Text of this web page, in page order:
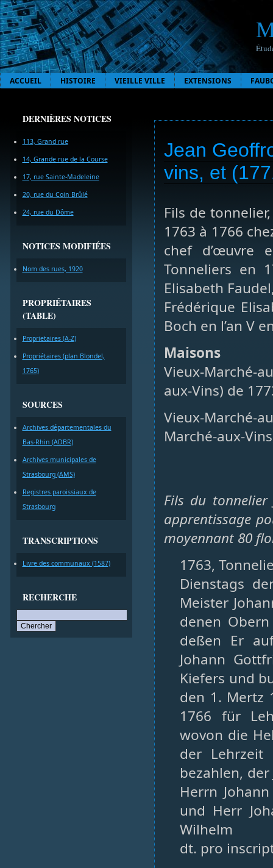
ACCUEIL HISTOIRE VIEILLE VILLE EXTENSIONS
DERNIÈRES NOTICES
113, Grand rue
14, Grande rue de la Course
17, rue Sainte-Madeleine
20, rue du Coin Brûlé
24, rue du Dôme
NOTICES MODIFIÉES
Nom des rues, 1920
PROPRIÉTAIRES
(TABLE)
Proprietaires (A-Z)
Propriétaires (plan Blondel,
1765)
SOURCES
Archives départementales du
Bas-Rhin (ADBR)
Archives municipales de
Strasbourg (AMS)
Registres paroissiaux de
Strasbourg
TRANSCRIPTIONS
Livre des communaux (1587)
RECHERCHE
Jean
vins, et
Fils de
1763 à 1766
chef d’œuvre
Tonneliers en
Elisabeth
Frédérique
Boch en l’an V
Maisons
Vieux-Marché-
aux-Vins) de
Vieux-
Marché-aux-
Fils du tonnelier
apprentissage
moyennant 80
1763,
Dienstags
Meister
denen
deßen Er
Johann
Kiefers und
den 1. Mertz
1766 für
wovon die
der
bezahlen,
Herrn
und Herr
Wilhelm
dt. pro